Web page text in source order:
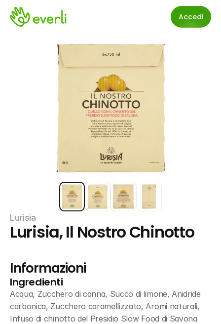
Accedi
Lurisia
Lurisia, Il Nostro Chinotto
Informazioni
Ingredienti
Acqua, Zucchero di canna, Succo di limone, Anidride
carbonica, Zucchero caramellizzato, Aromi naturali,
Infuso di chinotto del Presidio Slow Food di Savona